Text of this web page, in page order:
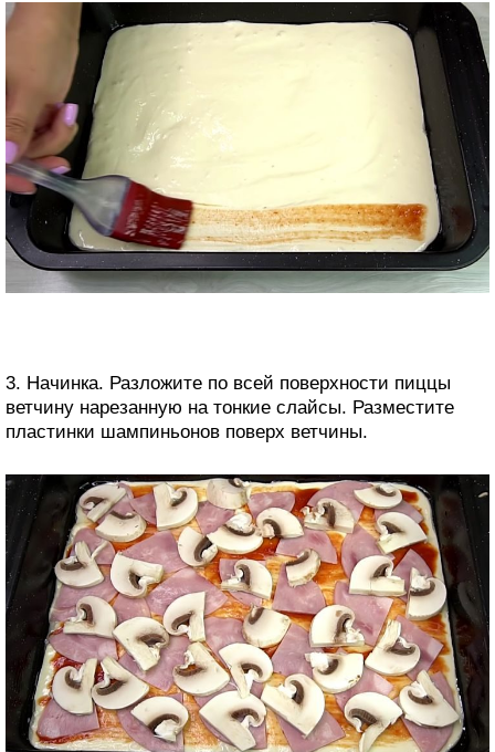
3. Начинка. Разложите по всей поверхности пиццы
ветчину нарезанную на тонкие слайсы. Разместите
пластинки шампиньонов поверх ветчины.